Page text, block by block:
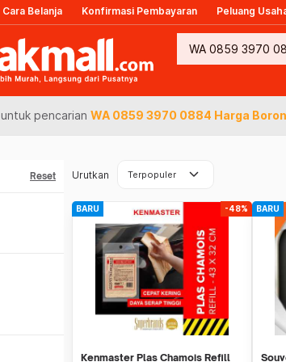
Cara Belanja Konfirmasi Pembayaran Peluang
untuk pencarian WA 0859 3970 0884 Harga
Reset Urutkan Terpopuler keyboard_arrow_down
BARU -48%
Kenmaster Plas Chamois Refill
BARU